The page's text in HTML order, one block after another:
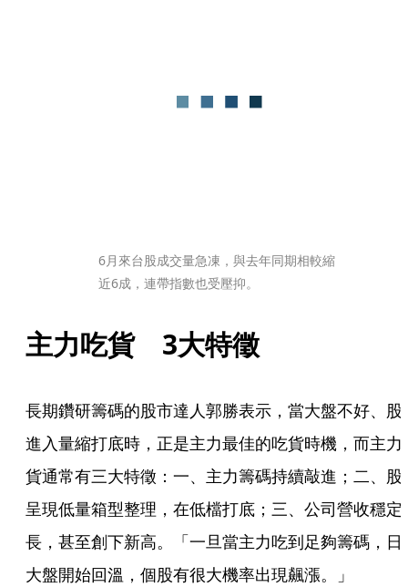
6月來台股成交量急凍，與去年同期相較縮
近6成，連帶指數也受壓抑。
主力吃貨　3大特徵
長期鑽研籌碼的股市達人郭勝表示，當大盤不好、股
進入量縮打底時，正是主力最佳的吃貨時機，而主力
貨通常有三大特徵：一、主力籌碼持續敲進；二、股
呈現低量箱型整理，在低檔打底；三、公司營收穩定
長，甚至創下新高。「一旦當主力吃到足夠籌碼，日
大盤開始回溫，個股有很大機率出現飆漲。」